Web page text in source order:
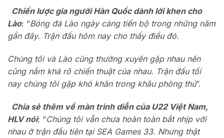
Chiến lược gia người Hàn Quốc dành lời khen cho
Lào: “Bóng đá Lào ngày càng tiến bộ trong những năm
gần đây. Trận đấu hôm nay cho thấy điều đó.
Chúng tôi và Lào cũng thường xuyên gặp nhau nên
cũng nắm khá rõ chiến thuật của nhau. Trận đấu tối
nay chúng tôi gặp khó khăn trong khâu phòng thủ”.
Chia sẻ thêm về màn trình diễn của U22 Việt Nam,
HLV nói: “Chúng tôi vẫn chưa hoàn toàn bắt nhịp với
nhau ở trận đầu tiên tại SEA Games 33. Nhưng thật